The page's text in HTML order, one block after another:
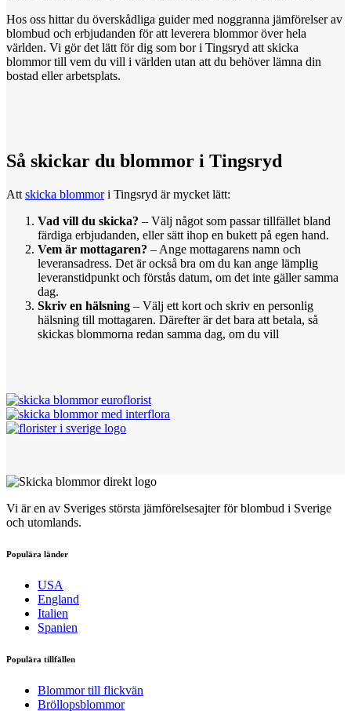
Hos oss hittar du överskådliga guider med noggranna jämförelser av
blombud och erbjudanden för att leverera blommor över hela
världen. Vi gör det lätt för dig som bor i Tingsryd att skicka
blommor till vem du vill i världen utan att du behöver lämna din
bostad eller arbetsplats.
Så skickar du blommor i Tingsryd
Att skicka blommori Tingsryd är mycket lätt:
Vad vill du skicka? – Välj något som passar tillfället bland
färdiga erbjudanden, eller sätt ihop en bukett på egen hand.
Vem är mottagaren? – Ange mottagarens namn och
leveransadress. Det är också bra om du kan ange lämplig
leveranstidpunkt och förstås datum, om det inte gäller samma
dag.
Skriv en hälsning – Välj ett kort och skriv en personlig
hälsning till mottagaren. Därefter är det bara att betala, så
skickas blommorna redan samma dag, om du vill
Vi är en av Sveriges största jämförelsesajter för blombud i Sverige
och utomlands.
Populära länder
USA
England
Italien
Spanien
Populära tillfällen
Blommor till flickvän
Bröllopsblommor